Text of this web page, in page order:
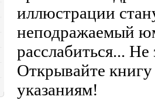
иллюстрации
неподражаемый
расслабиться... Не
Открывайте
указаниям!